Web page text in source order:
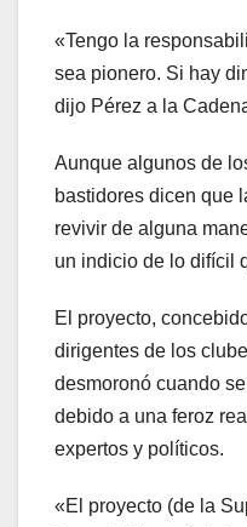
«Tengo la
sea pionero. Si hay
dijo Pérez a la
Aunque algunos de
bastidores dicen que
revivir de alguna
un indicio de lo difícil
El proyecto,
dirigentes de los
desmoronó cuando
debido a una feroz
expertos y políticos.
«El proyecto (de la